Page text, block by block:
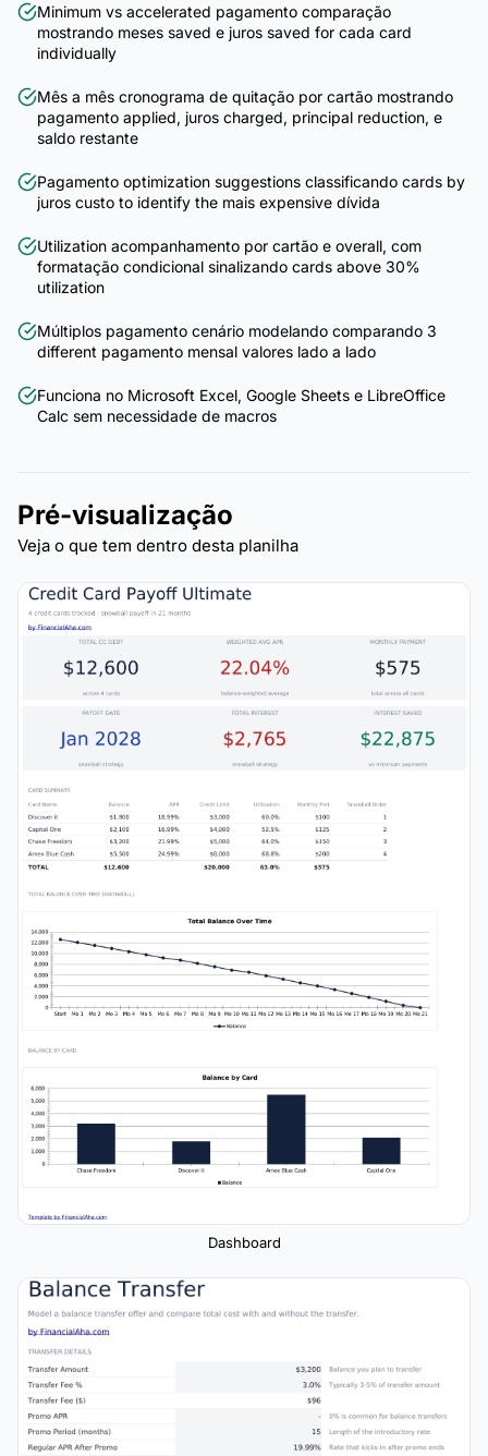
Minimum vs accelerated pagamento comparação
mostrando meses saved e juros saved for cada card
individually
Mês a mês cronograma de quitação por cartão mostrando
pagamento applied, juros charged, principal reduction, e
saldo restante
Pagamento optimization suggestions classificando cards by
juros custo to identify the mais expensive dívida
Utilization acompanhamento por cartão e overall, com
formatação condicional sinalizando cards above 30%
utilization
Múltiplos pagamento cenário modelando comparando 3
different pagamento mensal valores lado a lado
Funciona no Microsoft Excel, Google Sheets e LibreOffice
Calc sem necessidade de macros
Pré-visualização
Veja o que tem dentro desta planilha
Dashboard